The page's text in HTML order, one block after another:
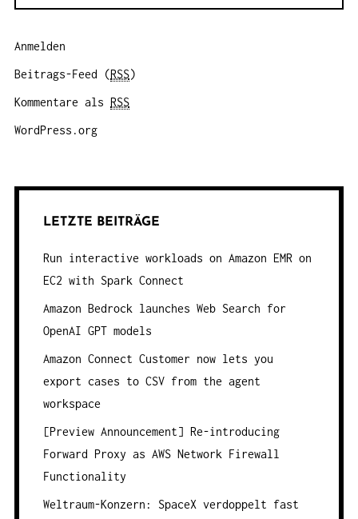
Anmelden
Beitrags-Feed (RSS)
Kommentare als RSS
WordPress.org
LETZTE BEITRÄGE
Run interactive workloads on Amazon EMR on
EC2 with Spark Connect
Amazon Bedrock launches Web Search for
OpenAI GPT models
Amazon Connect Customer now lets you
export cases to CSV from the agent
workspace
[Preview Announcement] Re-introducing
Forward Proxy as AWS Network Firewall
Functionality
Weltraum-Konzern: SpaceX verdoppelt fast